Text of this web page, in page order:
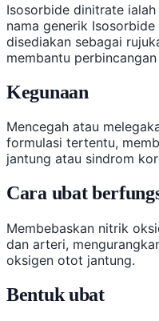
Isosorbide dinitrate
nama generik
disediakan sebagai
membantu
Kegunaan
Mencegah atau
formulasi tertentu,
jantung atau sindrom
Cara ubat
Membebaskan nitrik
dan arteri,
oksigen otot jantung.
Bentuk ubat